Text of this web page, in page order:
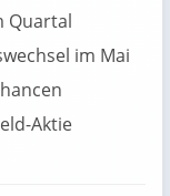
Quartal
im Mai
Aktie